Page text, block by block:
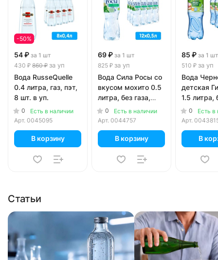
-50%
54 ₽ за 1 шт
430 ₽ 860 ₽ за уп
Вода RusseQuelle
0.4 литра, газ, пэт,
8 шт. в уп.
0
Есть в наличии
Арт. 0045095
В корзину
69 ₽ за 1 шт
825 ₽ за уп
Вода Сила Росы со
вкусом мохито 0.5
литра, без газа,
пэт, 12 шт. в уп.
0
Есть в наличии
Арт. 0044757
В корзину
85 ₽ за 1 шт
510 ₽ за уп
Вода
детская
1.5 литра,
пэт, 6 шт.
0
Есть в
Арт.
В
Статьи